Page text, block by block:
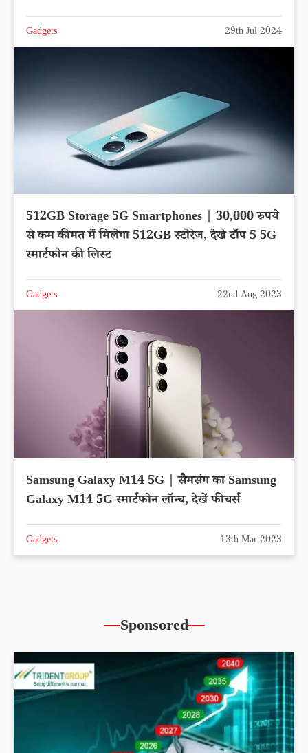
Gadgets 29th Jul 2024
512GB Storage 5G Smartphones | 30,000 रुपये
से कम कीमत में मिलेगा 512GB स्टोरेज, देखे टॉप 5 5G
स्मार्टफोन की लिस्ट
Gadgets 22nd Aug 2023
Samsung Galaxy M14 5G | सैमसंग का Samsung
Galaxy M14 5G स्मार्टफोन लॉन्च, देखें फीचर्स
Gadgets 13th Mar 2023
Sponsored